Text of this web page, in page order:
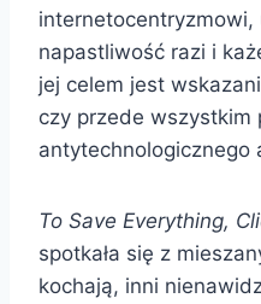
napastliwość razi i
jej celem jest
czy przede wszystkim
antytechnologicznego
To Save Everything,
spotkała się z
kochają, inni